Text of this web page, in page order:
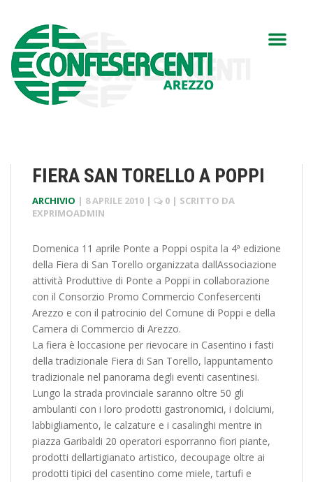
FIERA SAN TORELLO A POPPI
ARCHIVIO | 8 APRILE 2010 | 0 | SCRITTO DA
EXPRIMOADMIN
Domenica 11 aprile Ponte a Poppi ospita la 4ª edizione
della Fiera di San Torello organizzata dallAssociazione
attività Produttive di Ponte a Poppi in collaborazione
con il Consorzio Promo Commercio Confesercenti
Arezzo e con il patrocinio del Comune di Poppi e della
Camera di Commercio di Arezzo.
La fiera è loccasione per rievocare in Casentino i fasti
della tradizionale Fiera di San Torello, lappuntamento
tradizionale nel panorama degli eventi casentinesi.
Lungo la strada provinciale saranno oltre 50 gli
ambulanti con i loro prodotti gastronomici, i dolciumi,
labbigliamento, le calzature e i casalinghi mentre in
piazza Garibaldi 20 operatori esporranno fiori piante,
prodotti dellartigianato artistico, decoupage oltre ai
prodotti tipici del casentino come miele, tartufi e